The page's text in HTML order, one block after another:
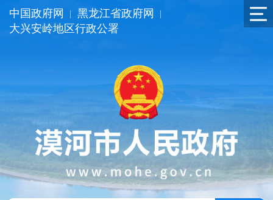
中国政府网 黑龙江省政府网
大兴安岭地区行政公署